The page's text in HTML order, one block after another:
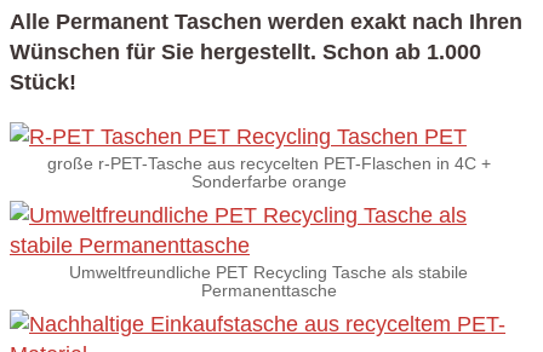
Alle Permanent Taschen werden exakt nach Ihren
Wünschen für Sie hergestellt. Schon ab 1.000
Stück!
große r-PET-Tasche aus recycelten PET-Flaschen in 4C +
Sonderfarbe orange
Umweltfreundliche PET Recycling Tasche als stabile
Permanenttasche